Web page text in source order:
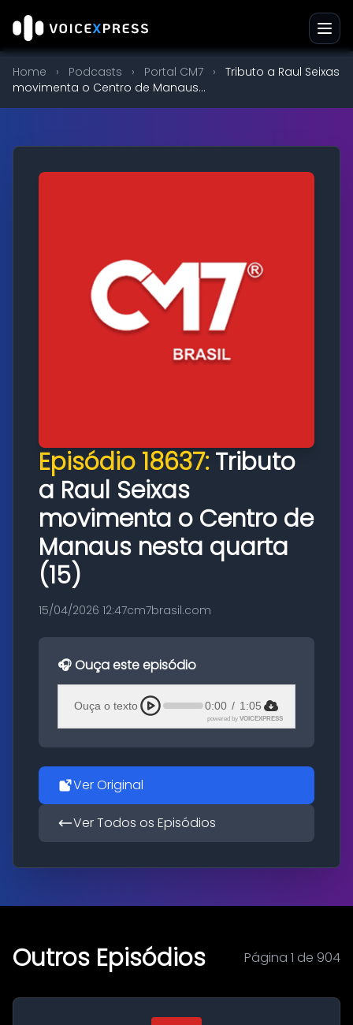
Home › Podcasts › Portal CM7 ›
Tributo a Raul Seixas
movimenta o Centro de Manaus...
Episódio 18637:Tributo
a Raul Seixas
movimenta o Centro de
Manaus nesta quarta
(15)
15/04/2026 12:47cm7brasil.com
🎧 Ouça este episódio
Ouça o texto 0:00 / 1:05
powered by VOICEXPRESS
Ver Original
Ver Todos os Episódios
Outros Episódios Página 1 de 904